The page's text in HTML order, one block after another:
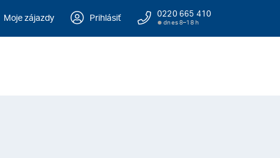
Moje zájazdy Prihlásiť 0220 665 410
dnes 8–18 h